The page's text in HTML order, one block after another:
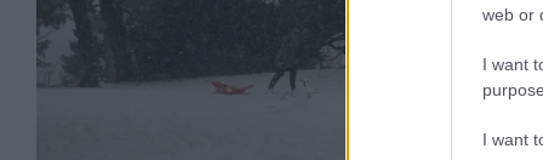
web or
I want
I want